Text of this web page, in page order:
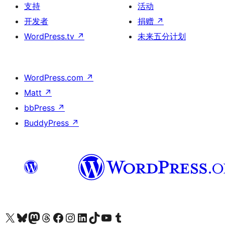
支持
开发者
WordPress.tv ↗
活动
捐赠 ↗
未来五分计划
WordPress.com ↗
Matt ↗
bbPress ↗
BuddyPress ↗
关注我们的 X（原 Twitter）账号访问我们的 Bluesky 账号关注我们的 Mastodon 账号访问我们的 Threads 账号 访问我们的 Facebook 公共主页关注我们的 Instagram 账号 关注我们的 LinkedIn 主页访问我们的 TikTok 账号访问我们的 YouTube 频道 访问我们的 Tumblr 账号